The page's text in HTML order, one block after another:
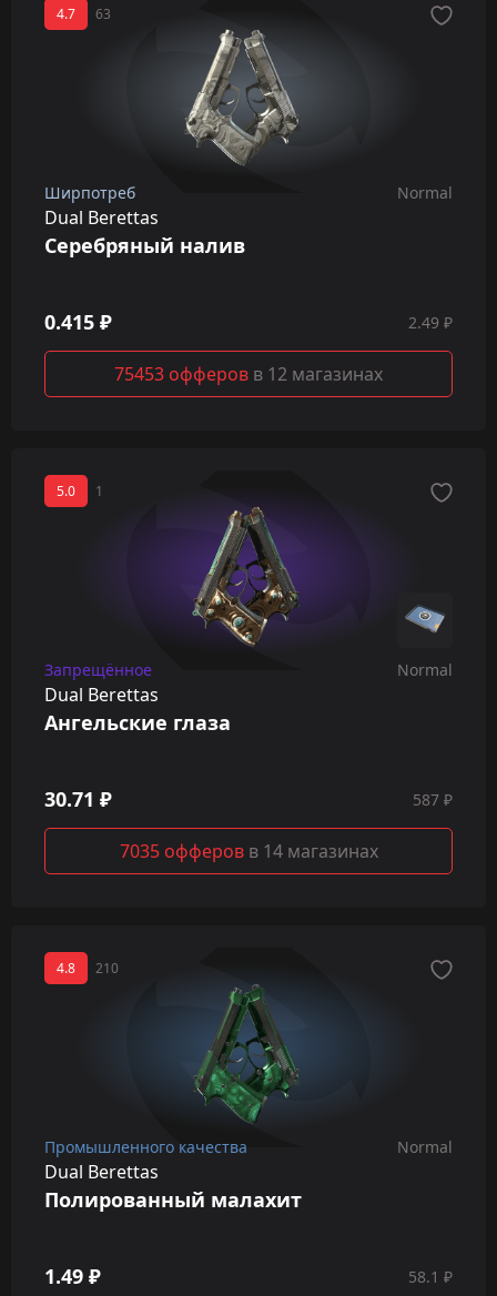
4.7 63
Ширпотреб Normal
Dual Berettas
Серебряный налив
0.415 ₽ 2.49 ₽
75453 офферов в 12 магазинах
5.0 1
Запрещённое Normal
Dual Berettas
Ангельские глаза
30.71 ₽ 587 ₽
7035 офферов в 14 магазинах
4.8 210
Промышленного качества Normal
Dual Berettas
Полированный малахит
1.49 ₽ 58.1 ₽